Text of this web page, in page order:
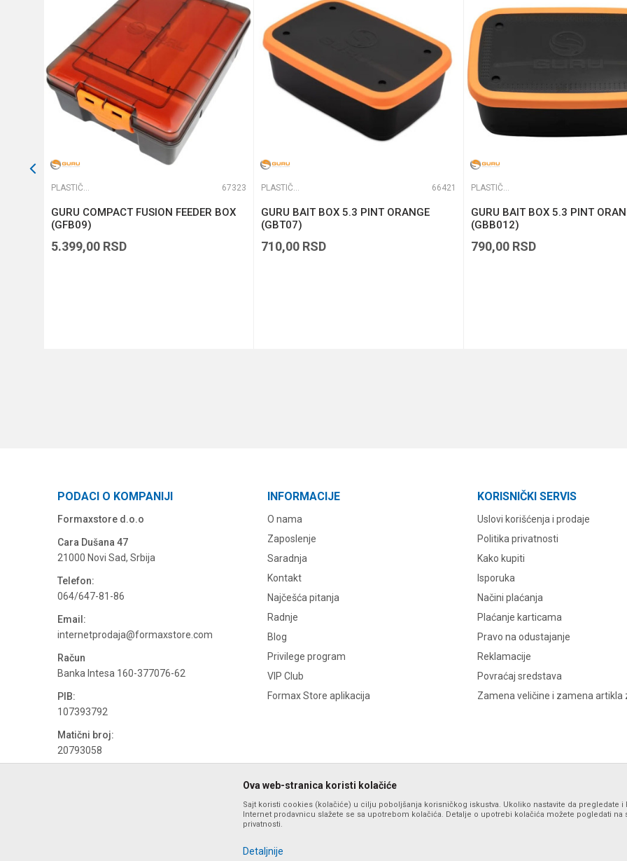
Anti-spam zaštita - izračunajte koliko je 2 + 3 :
POŠALJI
PLASTIČNE KUTIJE 67323
GURU COMPACT FUSION FEEDER BOX
(GFB09)
5.399,00 RSD
PLASTIČNE KUTIJE 66421
GURU BAIT BOX 5.3 PINT ORANGE
(GBT07)
710,00 RSD
PLASTIČNE KUTIJE
GURU BAIT BOX 5.3 PINT
(GBB012)
790,00 RSD
PODACI O KOMPANIJI
Formaxstore d.o.o
Cara Dušana 47
21000 Novi Sad, Srbija
Telefon:
064/647-81-86
Email:
internetprodaja@formaxstore.com
Račun
Banka Intesa 160-377076-62
PIB:
107393792
Matični broj:
20793058
INFORMACIJE
O nama
Zaposlenje
Saradnja
Kontakt
Najčešća pitanja
Radnje
Blog
Privilege program
VIP Club
Formax Store aplikacija
KORISNIČKI SERVIS
Uslovi korišćenja i prodaje
Politika privatnosti
Kako kupiti
Isporuka
Načini plaćanja
Plaćanje karticama
Pravo na odustajanje
Reklamacije
Povraćaj sredstava
Zamena veličine i zamena artikla
Ova web-stranica koristi kolačiće
Sajt koristi cookies (kolačiće) u cilju poboljšanja korisničkog iskustva. Ukoliko nastavite da pregledate i
Internet prodavnicu slažete se sa upotrebom kolačića. Detalje o upotrebi kolačića možete pogledati na
privatnosti.
Detaljnije